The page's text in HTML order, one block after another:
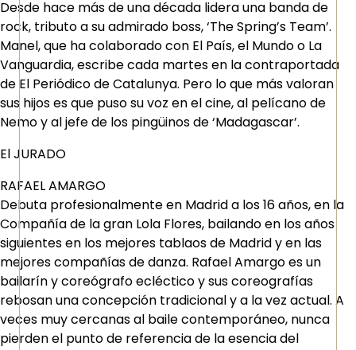
Desde hace más de una década lidera una banda de
rock, tributo a su admirado boss, ‘The Spring’s Team’.
Manel, que ha colaborado con El País, el Mundo o La
Vanguardia, escribe cada martes en la contraportada
de El Periódico de Catalunya. Pero lo que más valoran
sus hijos es que puso su voz en el cine, al pelícano de
Nemo y al jefe de los pingüinos de ‘Madagascar’.
El JURADO
RAFAEL AMARGO
Debuta profesionalmente en Madrid a los 16 años, en la
Compañía de la gran Lola Flores, bailando en los años
siguientes en los mejores tablaos de Madrid y en las
mejores compañías de danza. Rafael Amargo es un
bailarín y coreógrafo ecléctico y sus coreografías
rebosan una concepción tradicional y a la vez actual. A
veces muy cercanas al baile contemporáneo, nunca
pierden el punto de referencia de la esencia del